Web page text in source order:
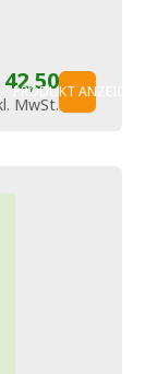
MwSt.
PRODUKT ANZEIGEN